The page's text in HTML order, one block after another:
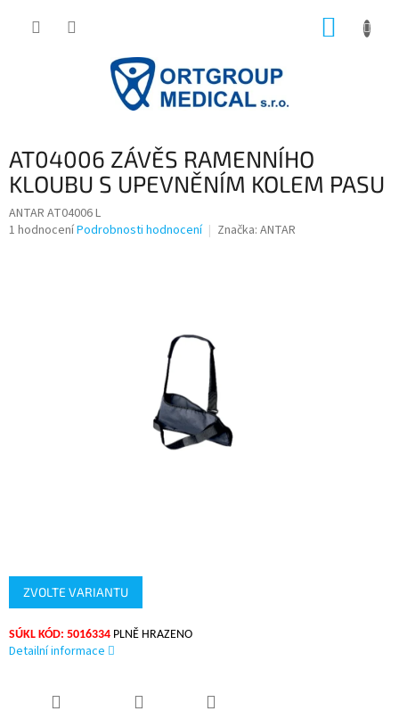
AT04006 ZÁVĚS RAMENNÍHO
KLOUBU S UPEVNĚNÍM KOLEM PASU
ANTAR AT04006 L
Průměrné
1 hodnoceníPodrobnosti hodnocení Značka: ANTAR
ZVOLTE VARIANTU
SÚKL KÓD: 5016334 PLNĚ HRAZENO
Detailní informace